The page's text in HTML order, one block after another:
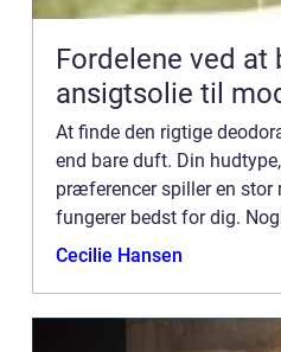
Fordelene ved at
ansigtsolie til
At finde den rigtige
end bare duft. Din
præferencer spiller en stor
fungerer bedst for dig.
beskytter mod lugt, andre
Cecilie Hansen